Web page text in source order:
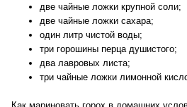
две чайные ложки крупной соли;
две чайные ложки сахара;
один литр чистой воды;
три горошины перца душистого;
два лавровых листа;
три чайные ложки лимонной